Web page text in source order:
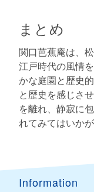
まとめ
関口芭蕉庵は、
江戸時代の風情
かな庭園と歴史
と歴史を感じさ
を離れ、静寂に
れてみてはいかが
Information